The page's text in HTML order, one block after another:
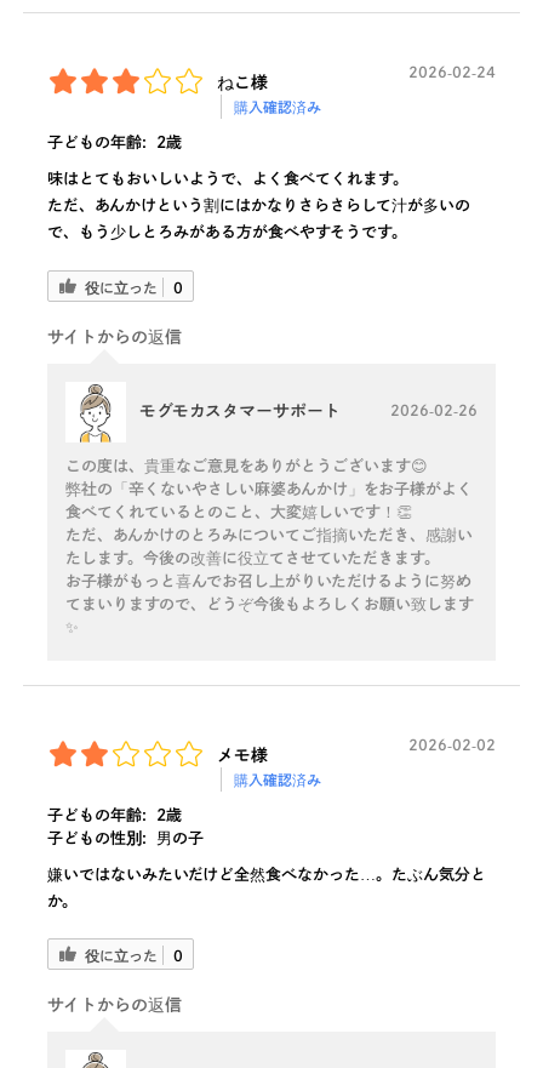
ねこ様
購入確認済み
2026-02-24
子どもの年齢: 2歳
味はとてもおいしいようで、よく食べてくれます。
ただ、あんかけという割にはかなりさらさらして汁が多いの
で、もう少しとろみがある方が食べやすそうです。
役に立った 0
サイトからの返信
モグモカスタマーサポート 2026-02-26
この度は、貴重なご意見をありがとうございます😊
弊社の「辛くないやさしい麻婆あんかけ」をお子様がよく
食べてくれているとのこと、大変嬉しいです！👏
ただ、あんかけのとろみについてご指摘いただき、感謝い
たします。今後の改善に役立てさせていただきます。
お子様がもっと喜んでお召し上がりいただけるように努め
てまいりますので、どうぞ今後もよろしくお願い致します
✨
メモ様
購入確認済み
2026-02-02
子どもの年齢:
2歳
子どもの性別:
男の子
嫌いではないみたいだけど全然食べなかった…。たぶん気分と
か。
役に立った 0
サイトからの返信